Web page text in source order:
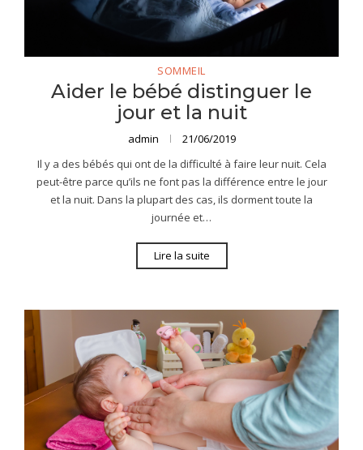
SOMMEIL
Aider le bébé distinguer le
jour et la nuit
admin
21/06/2019
Il y a des bébés qui ont de la difficulté à faire leur nuit. Cela
peut-être parce qu’ils ne font pas la différence entre le jour
et la nuit. Dans la plupart des cas, ils dorment toute la
journée et…
Lire la suite